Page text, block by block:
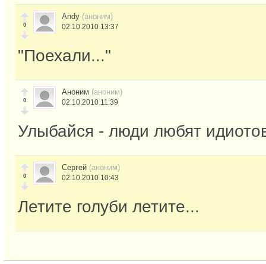
0
Andy (аноним)
02.10.2010 13:37
"Поехали..."
0
Аноним (аноним)
02.10.2010 11:39
Улыбайся - люди любят
0
Сергей (аноним)
02.10.2010 10:43
Летите голуби летите...